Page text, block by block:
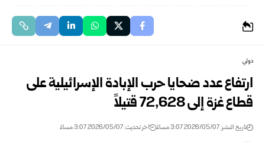
دولي
ارتفاع عدد ضحايا حرب الإبادة الإسرائيلية على
قطاع غزة إلى 72,628 قتيلاً
تاريخ النشر: 2026/05/07 3:07 مساءً اخر تحديث: 2026/05/07 3:07 مساءً